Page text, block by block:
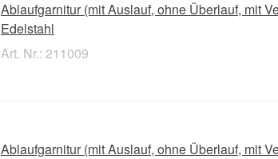
Ablaufgarnitur (mit Auslauf, ohne Überlauf, mit
Edelstahl
Art. Nr.: 211009
Ablaufgarnitur (mit Auslauf, ohne Überlauf, mit